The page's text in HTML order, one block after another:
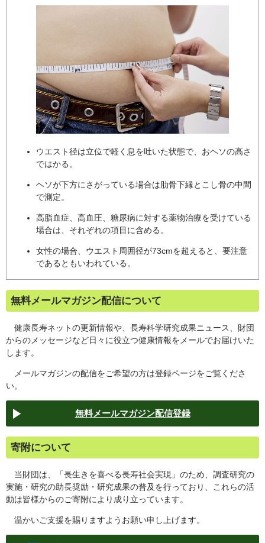
ウエスト径は立位で軽く息を吐いた状態で、おヘソの高さ
ではかる。
ヘソが下方にさがっている場合は肋骨下縁とこし骨の中間
で測定。
高脂血症、高血圧、糖尿病に対する薬物治療を受けている
場合は、それぞれの項目に含める。
女性の場合、ウエスト周囲径が73cmを超えると、要注意
であるともいわれている。
無料メールマガジン配信について
健康長寿ネットの更新情報や、長寿科学研究成果ニュース、財団
からのメッセージなど日々に役立つ健康情報をメールでお届けいた
します。
メールマガジンの配信をご希望の方は登録ページをご覧くださ
い。
無料メールマガジン配信登録
寄附について
当財団は、「長生きを喜べる長寿社会実現」のため、調査研究の
実施・研究の助長奨励・研究成果の普及を行っており、これらの活
動は皆様からのご寄附により成り立っています。
温かいご支援を賜りますようお願い申し上げます。